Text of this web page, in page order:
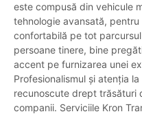
este compusă din vehicule
tehnologie avansată,
confortabilă pe tot
persoane tinere, bine
accent pe furnizarea unei
Profesionalismul și atenția
recunoscute drept trăsături
companii. Serviciile Kron